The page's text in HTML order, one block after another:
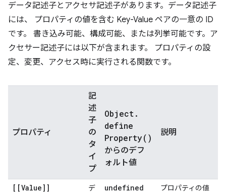
データ記述子とアクセサ記述子があります。データ記述子
には、 プロパティの値を含む Key-Value ペアの一意の ID
です。 書き込み可能、構成可能、または列挙可能です。ア
クセサー記述子には以下が含まれます。 プロパティの設
定、変更、アクセス時に実行される関数です。
プロパティ
記
述
子
の
タ
イ
プ
Object.
define
Property()
からのデフ
ォルト値
説明
[[Value]]
デ
undefined
プロパティの値